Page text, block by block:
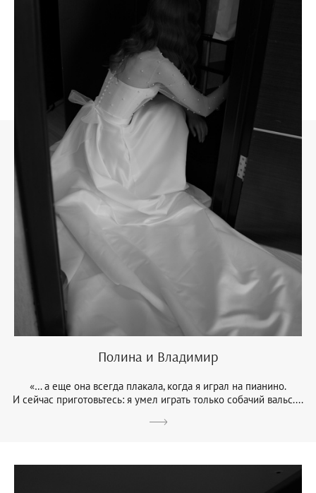
Полина и Владимир
«… а еще она всегда плакала, когда я играл на пианино.
И сейчас приготовьтесь: я умел играть только собачий вальс....